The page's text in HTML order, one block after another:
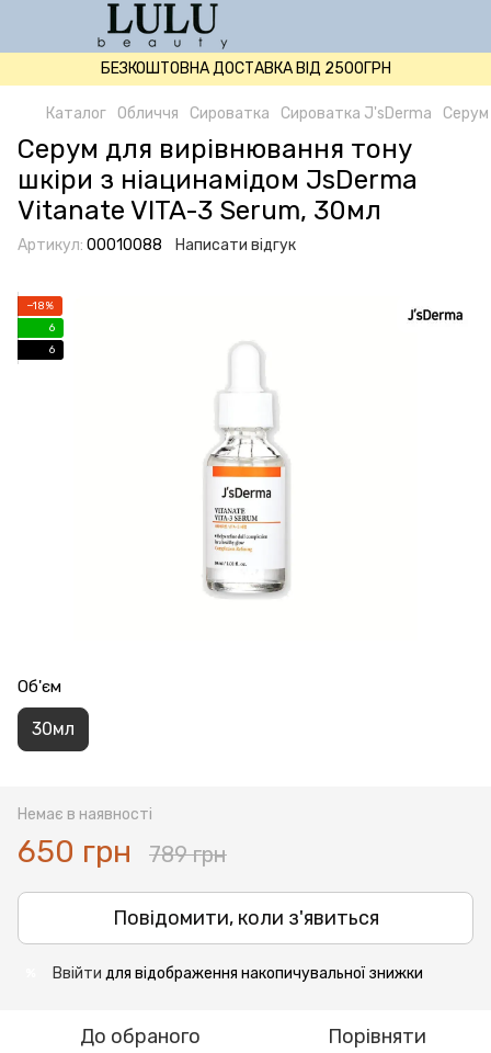
БЕЗКОШТОВНА ДОСТАВКА ВІД 2500ГРН
Каталог Обличчя Сироватка Сироватка J'sDerma Серум
Серум для вирівнювання тону
шкіри з ніацинамідом JsDerma
Vitanate VITA-3 Serum, 30мл
Артикул: 00010088 Написати відгук
−18%
6
6
Об'єм
30мл
Немає в наявності
650 грн 789 грн
Повідомити, коли з'явиться
Ввійти для відображення накопичувальної знижки
До обраного Порівняти